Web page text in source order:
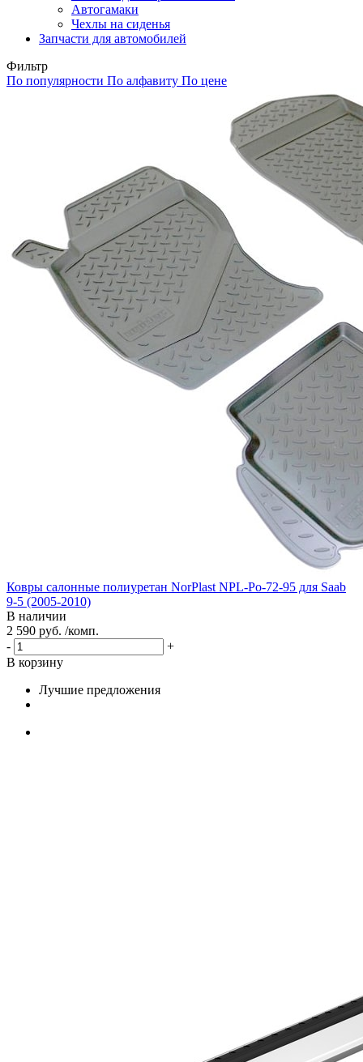
Автогамаки
Чехлы на сиденья
Запчасти для автомобилей
Фильтр
По популярности По алфавиту По цене
Ковры салонные полиуретан NorPlast NPL-Po-72-95 для Saab
9-5 (2005-2010)
В наличии
2 590 руб. /комп.
-
+
В корзину
Лучшие предложения